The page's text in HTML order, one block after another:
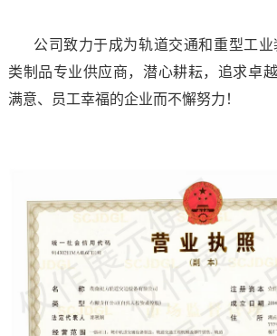
公司致力于成为轨道交通和重型工
类制品专业供应商，潜心耕耘，追求卓
满意、员工幸福的企业而不懈努力！